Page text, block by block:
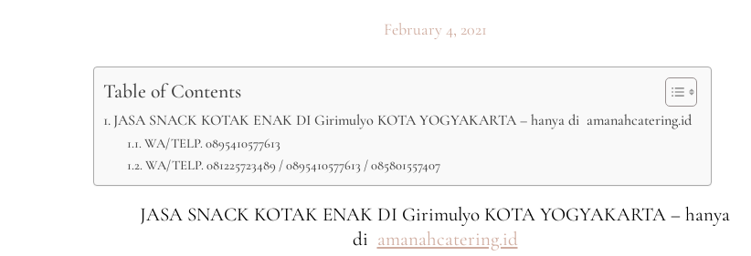
February 4, 2021
Table of Contents
JASA SNACK KOTAK ENAK DI Girimulyo KOTA YOGYAKARTA – hanya di amanahcatering.id
WA/TELP. 0895410577613
WA/TELP. 081225723489 / 0895410577613 / 085801557407
JASA SNACK KOTAK ENAK DI Girimulyo KOTA YOGYAKARTA – hanya
di amanahcatering.id